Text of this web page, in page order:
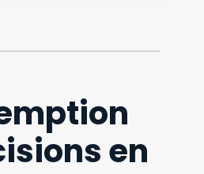
en